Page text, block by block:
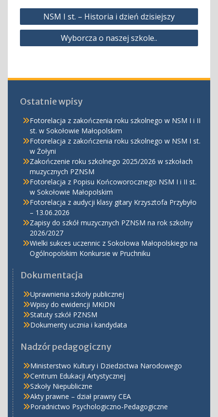
Nawigacja
wpisu
NSM I st. – Historia i dzień dzisiejszy
Wyborcza o naszej szkole..
Ostatnie wpisy
Fotorelacja z zakończenia roku szkolnego w NSM I i II
st. w Sokołowie Małopolskim
Fotorelacja z zakończenia roku szkolnego w NSM I st.
w Żołyni
Zakończenie roku szkolnego 2025/2026 w szkołach
muzycznych PZNSM
Fotorelacja z Popisu Końcoworocznego NSM I i II st.
w Sokołowie Małopolskim
Fotorelacja z audycji klasy gitary Krzysztofa Przybyło
– 13.06.2026
Zapisy do szkół muzycznych PZNSM na rok szkolny
2026/2027
Wielki sukces uczennic z Sokołowa Małopolskiego na
Ogólnopolskim Konkursie w Pruchniku
Dokumentacja
Uprawnienia szkoły publicznej
Wpisy do ewidencji MKiDN
Statuty szkół PZNSM
Dokumenty ucznia i kandydata
Nadzór pedagogiczny
Ministerstwo Kultury i Dziedzictwa Narodowego
Centrum Edukacji Artystycznej
Szkoły Niepubliczne
Akty prawne – dział prawny CEA
Poradnictwo Psychologiczno-Pedagogiczne